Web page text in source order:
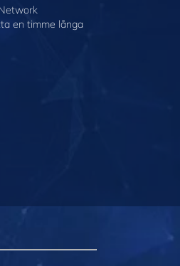
en timme långa